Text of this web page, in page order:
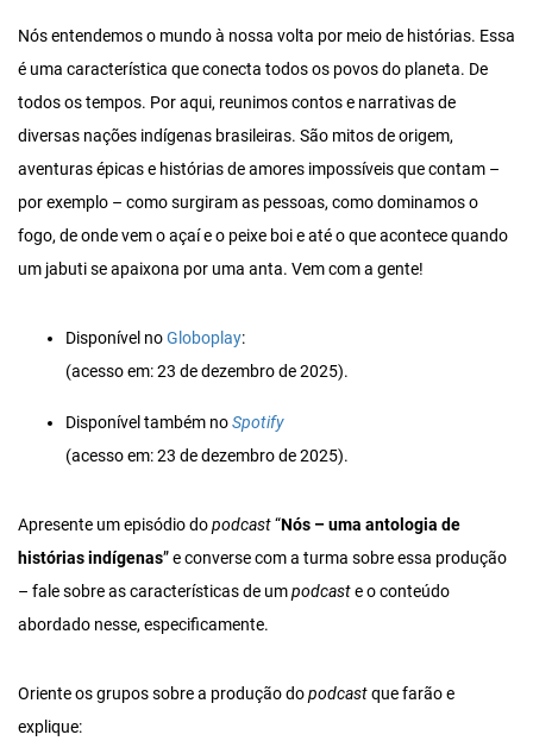
Nós entendemos o mundo à nossa volta por meio de histórias. Essa
é uma característica que conecta todos os povos do planeta. De
todos os tempos. Por aqui, reunimos contos e narrativas de
diversas nações indígenas brasileiras. São mitos de origem,
aventuras épicas e histórias de amores impossíveis que contam –
por exemplo – como surgiram as pessoas, como dominamos o
fogo, de onde vem o açaí e o peixe boi e até o que acontece quando
um jabuti se apaixona por uma anta. Vem com a gente!
Disponível noGloboplay:
(acesso em: 23 de dezembro de 2025).
Disponível também noSpotify
(acesso em: 23 de dezembro de 2025).
Apresente um episódio dopodcast“Nós – uma antologia de
histórias indígenas” e converse com a turma sobre essa produção
– fale sobre as características de umpodcaste o conteúdo
abordado nesse, especificamente.
Oriente os grupos sobre a produção dopodcastque farão e
explique: